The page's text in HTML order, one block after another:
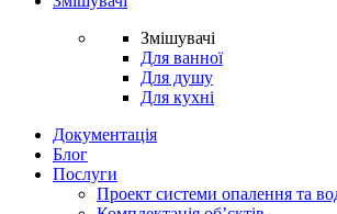
Змішувачі
Для ванної
Для душу
Для кухні
Документація
Блог
Послуги
Проект системи опалення та